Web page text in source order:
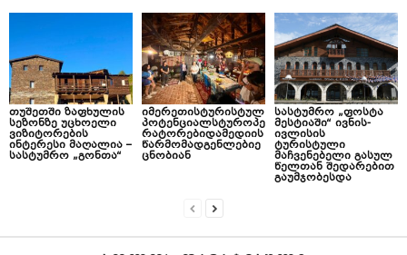
თუშეთში ზაფხულის
სეზონზე უცხოელი
ვიზიტორების
ინტერესი მაღალია –
სასტუმრო „გონთა“
იმერეთისტურისტულ
პოტენციალსტუროპე
რატორებიდამედიის
წარმომადგენლებიე
ცნობიან
სასტუმრო „ფოსტა
მესტიაში“ ივნის-
ივლისის
ტურისტული
მაჩვენებელი გასულ
წელთან შედარებით
გაუმჯობესდა